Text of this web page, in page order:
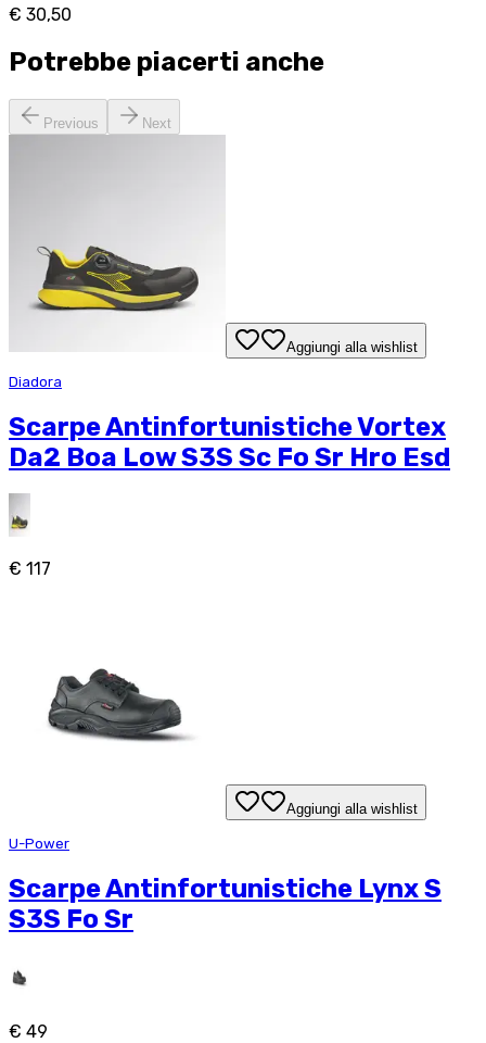
€ 30,50
Potrebbe piacerti anche
Previous Next
Aggiungi alla wishlist
Diadora
Scarpe Antinfortunistiche Vortex
Da2 Boa Low S3S Sc Fo Sr Hro Esd
€ 117
Aggiungi alla wishlist
U-Power
Scarpe Antinfortunistiche Lynx S
S3S Fo Sr
€ 49